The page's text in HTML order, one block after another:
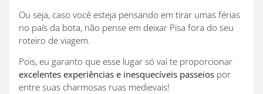
Ou seja, caso você esteja pensando em tirar umas férias
no país da bota, não pense em deixar Pisa fora do seu
roteiro de viagem.
Pois, eu garanto que esse lugar só vai te proporcionar
excelentes experiências e inesquecíveis passeios por
entre suas charmosas ruas medievais!